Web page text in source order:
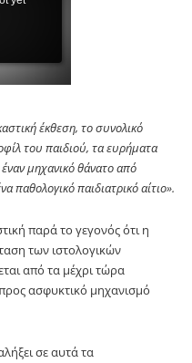
έκθεση, το συνολικό
του παιδιού, τα ευρήματα
μηχανικό θάνατο από
παθολογικό παιδιατρικό αίτιο».
παρά το γεγονός ότι η
των ιστολογικών
από τα μέχρι τώρα
ασφυκτικό μηχανισμό
σε αυτά τα